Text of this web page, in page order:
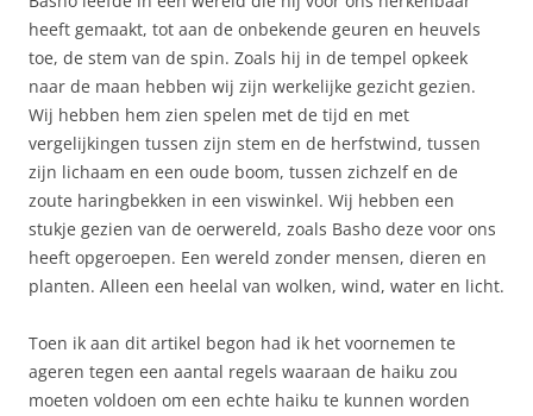
heeft gemaakt, tot aan de onbekende geuren en heuvels
toe, de stem van de spin. Zoals hij in de tempel opkeek
naar de maan hebben wij zijn werkelijke gezicht gezien.
Wij hebben hem zien spelen met de tijd en met
vergelijkingen tussen zijn stem en de herfstwind, tussen
zijn lichaam en een oude boom, tussen zichzelf en de
zoute haringbekken in een viswinkel. Wij hebben een
stukje gezien van de oerwereld, zoals Basho deze voor ons
heeft opgeroepen. Een wereld zonder mensen, dieren en
planten. Alleen een heelal van wolken, wind, water en licht.
Toen ik aan dit artikel begon had ik het voornemen te
ageren tegen een aantal regels waaraan de haiku zou
moeten voldoen om een echte haiku te kunnen worden